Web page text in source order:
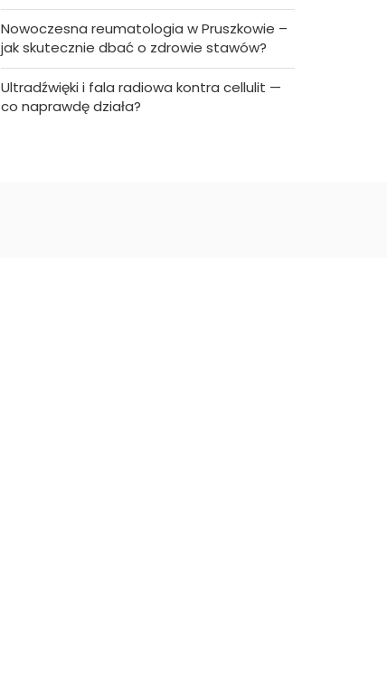
Nowoczesna reumatologia w Pruszkowie –
jak skutecznie dbać o zdrowie stawów?
Ultradźwięki i fala radiowa kontra cellulit —
co naprawdę działa?